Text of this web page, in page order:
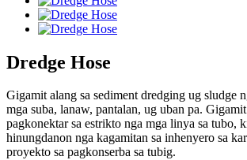
Dredge Hose
Gigamit alang sa sediment dredging ug sludge
mga suba, lanaw, pantalan, ug uban pa.
pagkonektar sa estrikto nga mga linya sa tubo,
hinungdanon nga kagamitan sa inhenyero sa
proyekto sa pagkonserba sa tubig.